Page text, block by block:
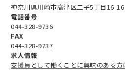
神奈川県川崎市高津区二子5丁目16-
電話番号
044-328-9736
FAX
044-328-9737
求人情報
支援員として働くことに興味のある方